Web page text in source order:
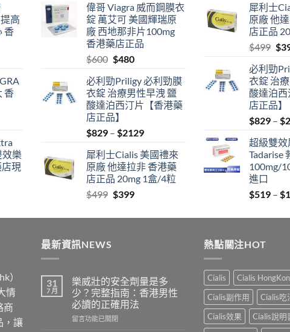
高
香
香
效樂
現
$519
through
$1830
偉哥 Viagra 威而鋼膜衣
錠 萬艾可 美國輝瑞原
廠 西地那非片100mg
香港藥店正品
$600 Original
was:
$600.
$480Current
is:
$480.
必利勁Priligy 必利勁膜
衣錠 治療男性早洩 鹽
酸達泊西汀片【香港藥
店正品】
$829 – $2129Price
$829
through
$2129
犀利士Cialis 美國禮來
原廠 他達拉非 香港藥
店正品 20mg 1盒/4粒
$499 Original
was:
$399Current
is:
犀利士
原廠 他
店正品
$499 $
必利勁
衣錠 治
酸達泊
店正品】
$829 – $
超級雙效
Tadarise
100mg/
進口
$519 – $
）
情
商
，讓
最新資訊NEWS
31
7 月
樂威壯的安全劑量是多
少？完整指南：香港男性
必讀的正確用法
在
留言功能已關閉
熱點關注HOT
Cialis
Cialis
Cialis副作用
Cialis吃
Cialis效果
Cialis說明